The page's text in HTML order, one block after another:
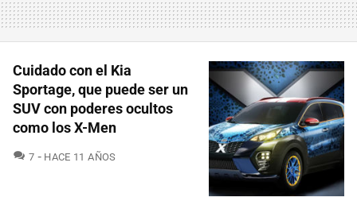
Cuidado con el Kia
Sportage, que puede ser un
SUV con poderes ocultos
como los X-Men
7 COMENTARIOS
HACE 11 AÑOS